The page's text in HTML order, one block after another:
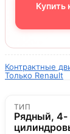
Купить
Контрактные
Только Renault
ТИП
Рядный, 4-